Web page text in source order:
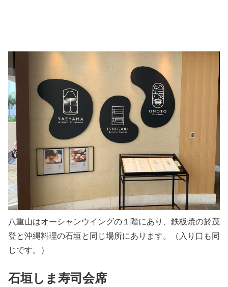
八重山はオーシャンウイングの１階にあり、鉄板焼の於茂
登と沖縄料理の石垣と同じ場所にあります。（入り口も同
じです。）
石垣しま寿司会席